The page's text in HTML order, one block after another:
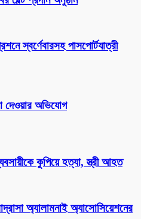
স্বর্ণেবারসহ পাসপোর্টযাত্রী
দেওয়ার অভিযোগ
কুপিয়ে হত্যা, স্ত্রী আহত
অ্যালামনাই অ্যাসোসিয়েশনের